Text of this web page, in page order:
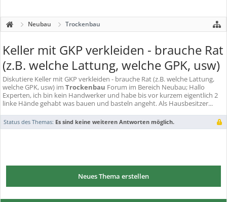
Neubau Trockenbau
Keller mit GKP verkleiden - brauche Rat
(z.B. welche Lattung, welche GPK, usw)
Diskutiere Keller mit GKP verkleiden - brauche Rat (z.B. welche Lattung,
welche GPK, usw) im Trockenbau Forum im Bereich Neubau; Hallo
Experten, ich bin kein Handwerker und habe bis vor kurzem eigentlich 2
linke Hände gehabt was bauen und basteln angeht. Als Hausbesitzer...
Status des Themas: Es sind keine weiteren Antworten möglich.
Neues Thema erstellen